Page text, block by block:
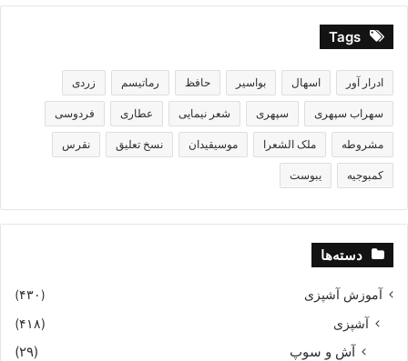
Tags
ادرار آور اسهال بواسیر حافظ رماتیسم زردی
سهراب سپهری سپهری شعر نیمایی عطاری فردوسی
مشروطه ملک الشعرا موسیقیدان نسخ تعلیق نقرس
کمبوجیه یبوست
دسته‌ها
آموزش آشپزی (۴۳۰)
آشپزی (۴۱۸)
آش و سوپ
(۲۹)